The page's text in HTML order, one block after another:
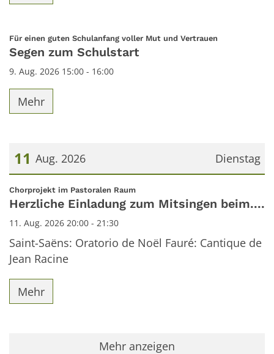
Für einen guten Schulanfang voller Mut und Vertrauen
Segen zum Schulstart
9. Aug. 2026 15:00 - 16:00
Mehr
Dienstag
11 Aug. 2026
Datum: 11. August 2026
Chorprojekt im Pastoralen Raum:
Herzliche Einladung zum Mitsingen beim....
11. Aug. 2026 20:00 - 21:30
Saint-Saëns: Oratorio de Noël Fauré: Cantique de
Jean Racine
Mehr
Mehr anzeigen